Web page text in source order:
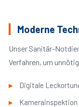
Moderne
Unser Sanitär-
Verfahren, um
Digitale